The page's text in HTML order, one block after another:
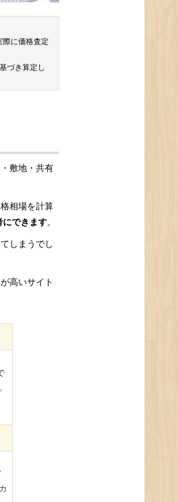
に価格査定
づき算定し
敷地・共有
相場を計算
にできます。
しまうでし
高いサイト